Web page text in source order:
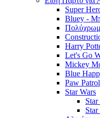
Super
Bluey -
Harry
Let's Go
Mickey
Blue
Paw Patrol
Star Wars